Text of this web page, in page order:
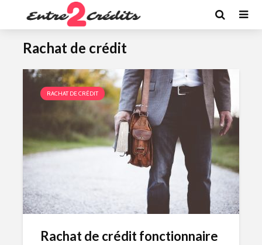
Rachat de crédit
RACHAT DE CRÉDIT
Rachat de crédit fonctionnaire